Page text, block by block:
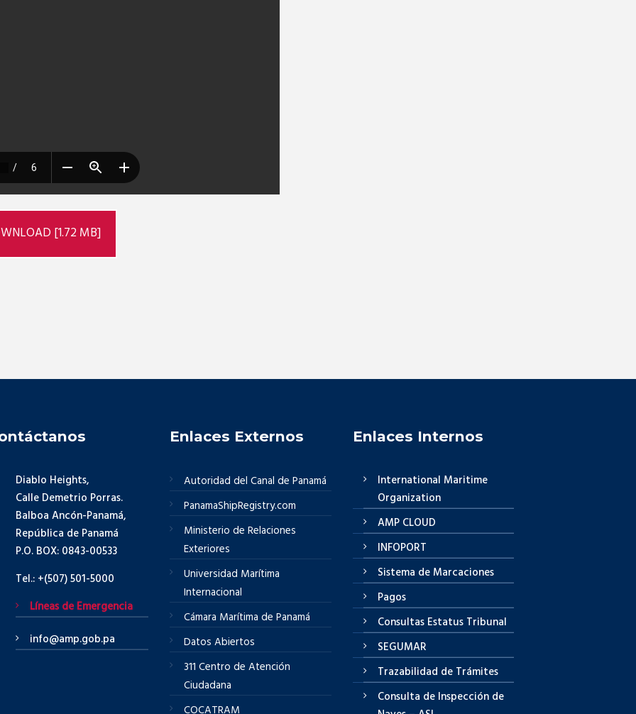
[1.72 MB]
Diablo Heights,
Calle Demetrio Porras.
Balboa Ancón-Panamá,
República de Panamá
P.O. BOX: 0843-00533
Tel.: +(507) 501-5000
Líneas de Emergencia
info@amp.gob.pa
Enlaces Externos
Autoridad del Canal de Panamá
PanamaShipRegistry.com
Ministerio de Relaciones
Exteriores
Universidad Marítima
Internacional
Cámara Marítima de Panamá
Datos Abiertos
311 Centro de Atención
Ciudadana
COCATRAM
Enlaces Internos
International Maritime
Organization
AMP CLOUD
INFOPORT
Sistema de Marcaciones
Pagos
Consultas Estatus Tribunal
SEGUMAR
Trazabilidad de Trámites
Consulta de Inspección de